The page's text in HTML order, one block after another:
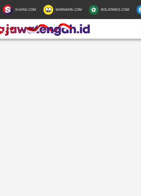
SUARA.COM MATAMATA.COM BOLATIMES.COM